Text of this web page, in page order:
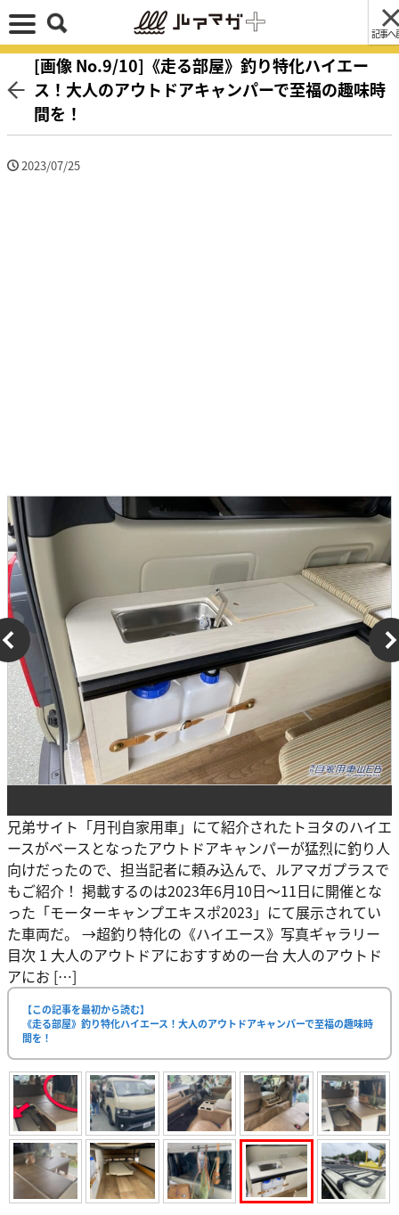
記事へ
[画像 No.9/10]《走る部屋》釣り特化ハイエー
ス！大人のアウトドアキャンパーで至福の趣味時
間を！
2023/07/25
兄弟サイト「月刊自家用車」にて紹介されたトヨタのハイエ
ースがベースとなったアウトドアキャンパーが猛烈に釣り人
向けだったので、担当記者に頼み込んで、ルアマガプラスで
もご紹介！ 掲載するのは2023年6月10日〜11日に開催とな
った「モーターキャンプエキスポ2023」にて展示されてい
た車両だ。 →超釣り特化の《ハイエース》写真ギャラリー
目次 1 大人のアウトドアにおすすめの一台 大人のアウトド
アにお […]
【この記事を最初から読む】
《走る部屋》釣り特化ハイエース！大人のアウトドアキャンパーで至福の趣味時
間を！